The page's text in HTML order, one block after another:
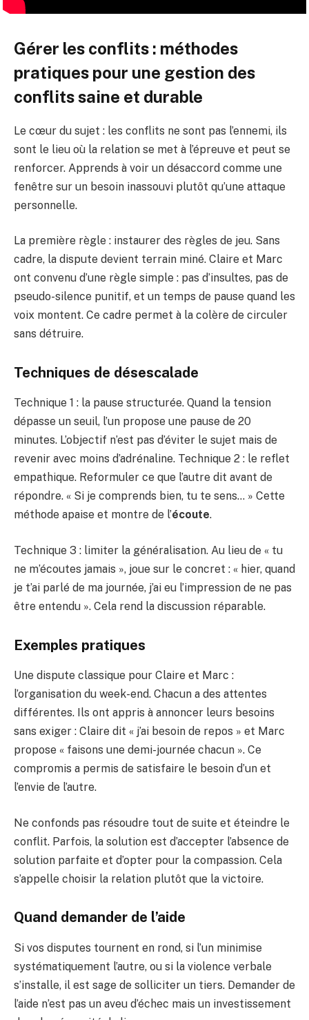
Gérer les conflits : méthodes
pratiques pour une gestion des
conflits saine et durable
Le cœur du sujet : les conflits ne sont pas l’ennemi, ils
sont le lieu où la relation se met à l’épreuve et peut se
renforcer. Apprends à voir un désaccord comme une
fenêtre sur un besoin inassouvi plutôt qu’une attaque
personnelle.
La première règle : instaurer des règles de jeu. Sans
cadre, la dispute devient terrain miné. Claire et Marc
ont convenu d’une règle simple : pas d’insultes, pas de
pseudo-silence punitif, et un temps de pause quand les
voix montent. Ce cadre permet à la colère de circuler
sans détruire.
Techniques de désescalade
Technique 1 : la pause structurée. Quand la tension
dépasse un seuil, l’un propose une pause de 20
minutes. L’objectif n’est pas d’éviter le sujet mais de
revenir avec moins d’adrénaline. Technique 2 : le reflet
empathique. Reformuler ce que l’autre dit avant de
répondre. « Si je comprends bien, tu te sens… » Cette
méthode apaise et montre de l’écoute.
Technique 3 : limiter la généralisation. Au lieu de « tu
ne m’écoutes jamais », joue sur le concret : « hier, quand
je t’ai parlé de ma journée, j’ai eu l’impression de ne pas
être entendu ». Cela rend la discussion réparable.
Exemples pratiques
Une dispute classique pour Claire et Marc :
l’organisation du week-end. Chacun a des attentes
différentes. Ils ont appris à annoncer leurs besoins
sans exiger : Claire dit « j’ai besoin de repos » et Marc
propose « faisons une demi-journée chacun ». Ce
compromis a permis de satisfaire le besoin d’un et
l’envie de l’autre.
Ne confonds pas résoudre tout de suite et éteindre le
conflit. Parfois, la solution est d’accepter l’absence de
solution parfaite et d’opter pour la compassion. Cela
s’appelle choisir la relation plutôt que la victoire.
Quand demander de l’aide
Si vos disputes tournent en rond, si l’un minimise
systématiquement l’autre, ou si la violence verbale
s’installe, il est sage de solliciter un tiers. Demander de
l’aide n’est pas un aveu d’échec mais un investissement